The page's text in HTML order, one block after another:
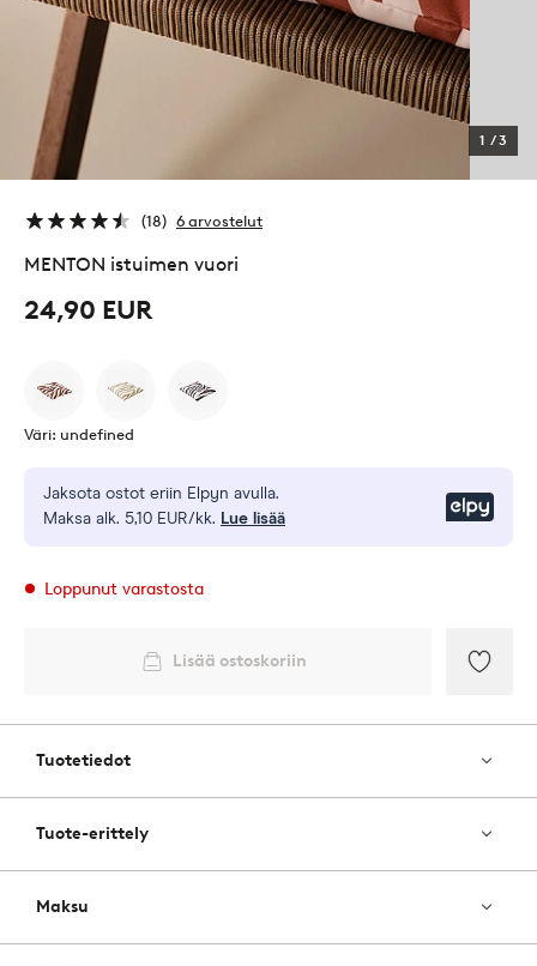
1 /3
18 6 arvostelut
MENTON istuimen vuori
24,90 EUR
Väri: undefined
Jaksota ostot eriin Elpyn avulla.
Maksa alk. 5,10 EUR/kk. Lue lisää
Loppunut varastosta
Lisää ostoskoriin
Tuotetiedot
Tuote-erittely
Maksu